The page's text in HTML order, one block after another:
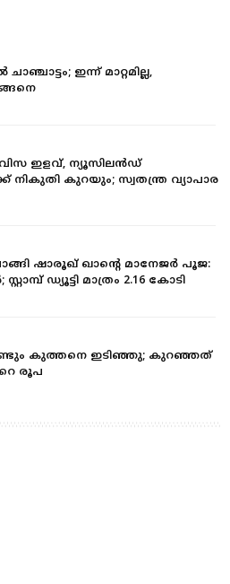
ഇന്ന് മാറ്റമില്ല,
വിസ ഇളവ്, ന്യൂസിലന്‍ഡ്
നികുതി കുറയും; സ്വതന്ത്ര വ്യാപാര
ഷാരൂഖ് ഖാന്‍റെ മാനേജർ പൂജ:
ഡ്യൂട്ടി മാത്രം 2.16 കോടി
കുത്തനെ ഇടിഞ്ഞു; കുറഞ്ഞത്
രൂപ